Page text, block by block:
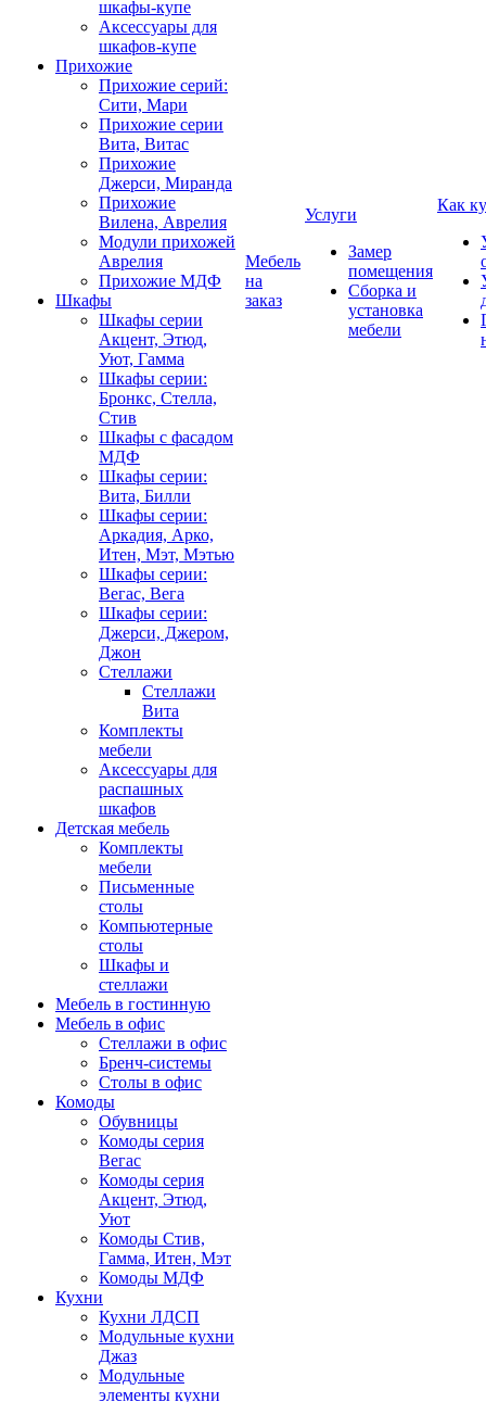
шкафы-купе
Аксессуары для
шкафов-купе
Прихожие
Прихожие серий:
Сити, Мари
Прихожие серии
Вита, Витас
Прихожие
Джерси, Миранда
Прихожие
Вилена, Аврелия
Модули прихожей
Аврелия
Прихожие МДФ
Шкафы
Шкафы серии
Акцент, Этюд,
Уют, Гамма
Шкафы серии:
Бронкс, Стелла,
Стив
Шкафы с фасадом
МДФ
Шкафы серии:
Вита, Билли
Шкафы серии:
Аркадия, Арко,
Итен, Мэт, Мэтью
Шкафы серии:
Вегас, Вега
Шкафы серии:
Джерси, Джером,
Джон
Стеллажи
Стеллажи
Вита
Комплекты
мебели
Аксессуары для
распашных
шкафов
Детская мебель
Комплекты
мебели
Письменные
столы
Компьютерные
столы
Шкафы и
стеллажи
Мебель в гостинную
Мебель в офис
Стеллажи в офис
Бренч-системы
Столы в офис
Комоды
Обувницы
Комоды серия
Вегас
Комоды серия
Акцент, Этюд,
Уют
Комоды Стив,
Гамма, Итен, Мэт
Комоды МДФ
Кухни
Кухни ЛДСП
Модульные кухни
Джаз
Модульные
элементы кухни
Мебель
на
заказ
Услуги
Замер
помещения
Сборка и
установка
мебели
Как